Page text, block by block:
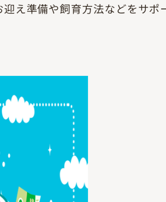
え準備や飼育方法などをサポ